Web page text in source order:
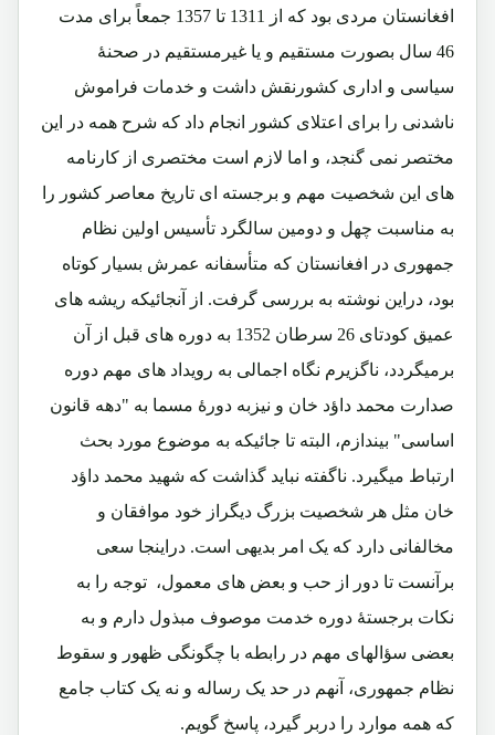
افغانستان مردی بود که از 1311 تا 1357 جمعاً برای مدت
46 سال بصورت مستقیم و یا غیرمستقیم در صحنۀ
سیاسی و اداری کشورنقش داشت و خدمات فراموش
ناشدنی را برای اعتلای کشور انجام داد که شرح همه در این
مختصر نمی گنجد، و اما لازم است مختصری از کارنامه
های این شخصیت مهم و برجسته ای تاریخ معاصر کشور را
به مناسبت چهل و دومین سالگرد تأسیس اولین نظام
جمهوری در افغانستان که متأسفانه عمرش بسیار کوتاه
بود، دراین نوشته به بررسی گرفت. از آنجائیکه ریشه های
عمیق کودتای 26 سرطان 1352 به دوره های قبل از آن
برمیگردد، ناگزیرم نگاه اجمالی به رویداد های مهم دوره
صدارت محمد داؤد خان و نیزبه دورۀ مسما به "دهه قانون
اساسی" بیندازم، البته تا جائیکه به موضوع مورد بحث
ارتباط میگیرد. ناگفته نباید گذاشت که شهید محمد داؤد
خان مثل هر شخصیت بزرگ دیگراز خود موافقان و
مخالفانی دارد که یک امر بدیهی است. دراینجا سعی
برآنست تا دور از حب و بعض های معمول، توجه را به
نکات برجستۀ دوره خدمت موصوف مبذول دارم و به
بعضی سؤالهای مهم در رابطه با چگونگی ظهور و سقوط
نظام جمهوری، آنهم در حد یک رساله و نه یک کتاب جامع
که همه موارد را دربر گیرد، پاسخ گویم.